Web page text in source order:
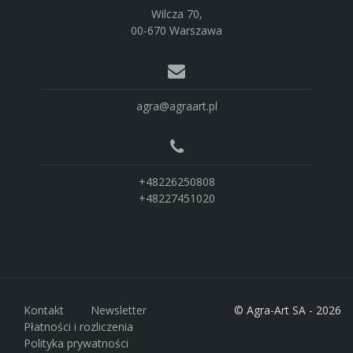
Wilcza 70,
00-670 Warszawa
agra@agraart.pl
+48226250808
+48227451020
Kontakt
Newsletter
Płatności i rozliczenia
Polityka prywatności
© Agra-Art SA - 2026